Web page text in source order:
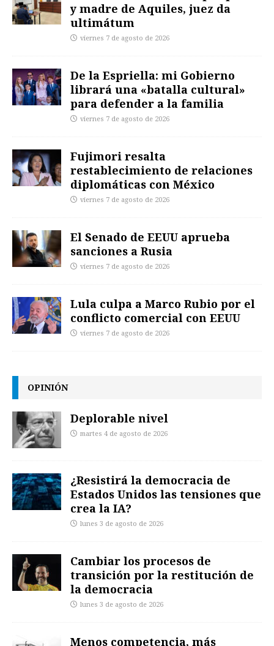
y madre de Aquiles, juez da
ultimátum
viernes 7 de agosto de 2026
De la Espriella: mi Gobierno
librará una «batalla cultural»
para defender a la familia
viernes 7 de agosto de 2026
Fujimori resalta
restablecimiento de relaciones
diplomáticas con México
viernes 7 de agosto de 2026
El Senado de EEUU aprueba
sanciones a Rusia
viernes 7 de agosto de 2026
Lula culpa a Marco Rubio por el
conflicto comercial con EEUU
viernes 7 de agosto de 2026
OPINIÓN
Deplorable nivel
martes 4 de agosto de 2026
¿Resistirá la democracia de
Estados Unidos las tensiones que
crea la IA?
lunes 3 de agosto de 2026
Cambiar los procesos de
transición por la restitución de
la democracia
lunes 3 de agosto de 2026
Menos competencia, más